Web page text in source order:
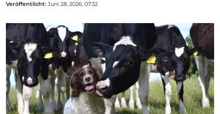
Veröffentlicht: Juni 28, 2026, 07:32